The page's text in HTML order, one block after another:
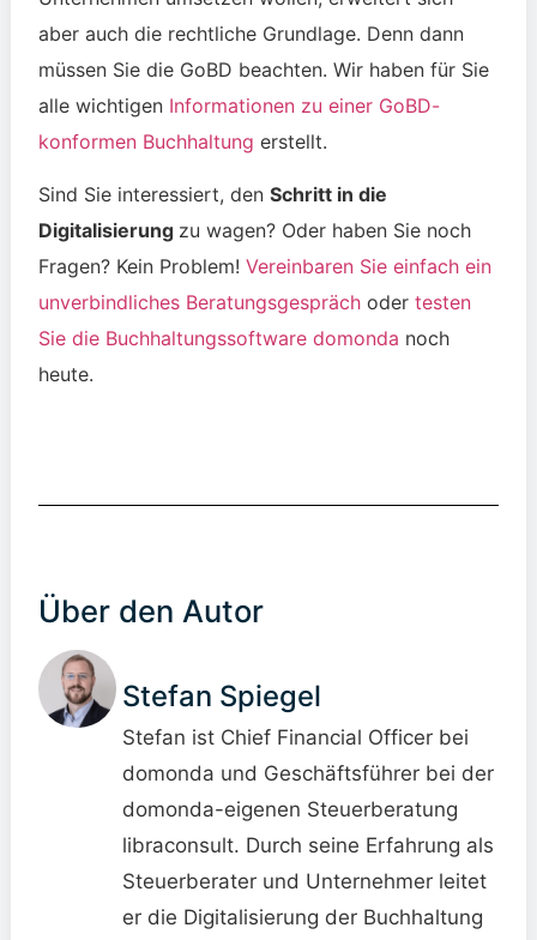
aber auch die rechtliche Grundlage. Denn dann
müssen Sie die GoBD beachten. Wir haben für Sie
alle wichtigen Informationen zu einer GoBD-
konformen Buchhaltung erstellt.
Sind Sie interessiert, den Schritt in die
Digitalisierung zu wagen? Oder haben Sie noch
Fragen? Kein Problem! Vereinbaren Sie einfach ein
unverbindliches Beratungsgesprächoder testen
Sie die Buchhaltungssoftware domonda noch
heute.
Über den Autor
Stefan Spiegel
Stefan ist Chief Financial Officer bei
domonda und Geschäftsführer bei der
domonda-eigenen Steuerberatung
libraconsult. Durch seine Erfahrung als
Steuerberater und Unternehmer leitet
er die Digitalisierung der Buchhaltung